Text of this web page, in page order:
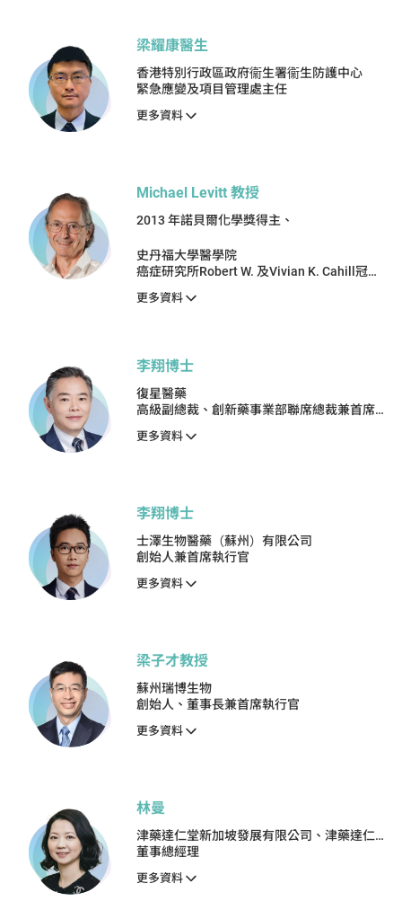
梁耀康醫生
香港特別行政區政府衞生署衞生防護中心
緊急應變及項目管理處主任
更多資料
Michael Levitt 教授
2013 年諾貝爾化學獎得主、
史丹福大學醫學院
癌症研究所Robert W. 及Vivian K. Cahill冠名
更多資料
李翔博士
復星醫藥
高級副總裁、創新藥事業部聯席總裁兼首席科
更多資料
李翔博士
士澤生物醫藥（蘇州）有限公司
創始人兼首席執行官
更多資料
梁子才教授
蘇州瑞博生物
創始人、董事長兼首席執行官
更多資料
林曼
津藥達仁堂新加坡發展有限公司、津藥達仁堂
香港發展有限公司
董事總經理
更多資料